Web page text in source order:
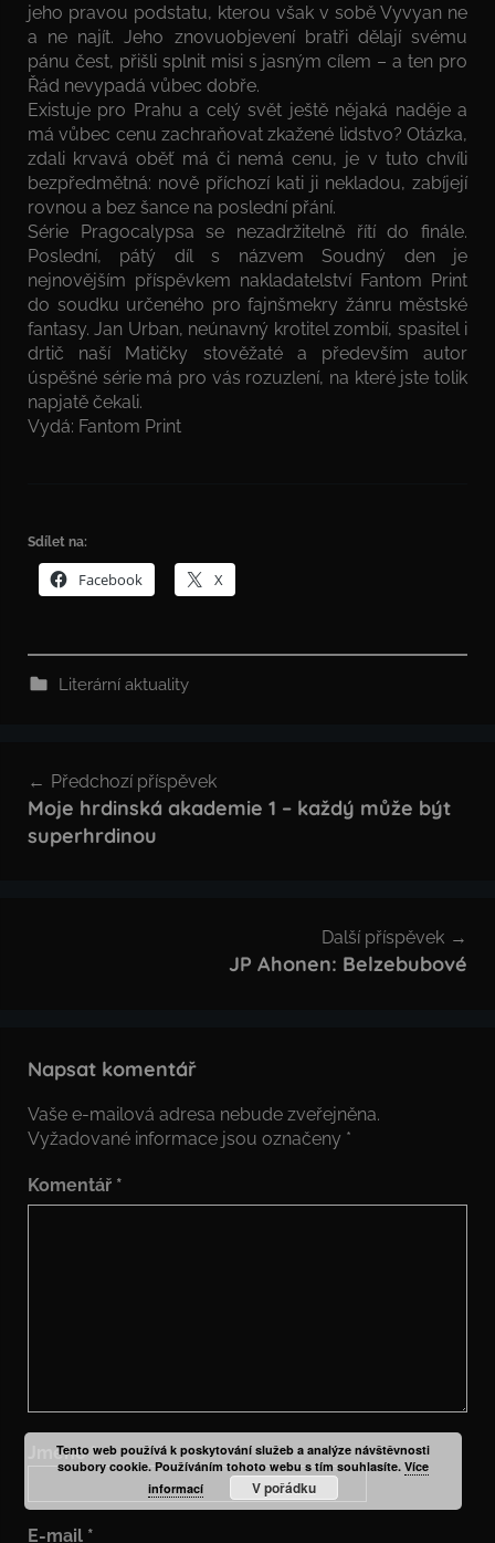
jeho pravou podstatu, kterou však v sobě Vyvyan ne
a ne najít. Jeho znovuobjevení bratři dělají svému
pánu čest, přišli splnit misi s jasným cílem – a ten pro
Řád nevypadá vůbec dobře.
Existuje pro Prahu a celý svět ještě nějaká naděje a
má vůbec cenu zachraňovat zkažené lidstvo? Otázka,
zdali krvavá oběť má či nemá cenu, je v tuto chvíli
bezpředmětná: nově příchozí kati ji nekladou, zabíjejí
rovnou a bez šance na poslední přání.
Série Pragocalypsa se nezadržitelně řítí do finále.
Poslední, pátý díl s názvem Soudný den je
nejnovějším příspěvkem nakladatelství Fantom Print
do soudku určeného pro fajnšmekry žánru městské
fantasy. Jan Urban, neúnavný krotitel zombií, spasitel i
drtič naší Matičky stověžaté a především autor
úspěšné série má pro vás rozuzlení, na které jste tolik
napjatě čekali.
Vydá: Fantom Print
Sdílet na:
Facebook X
Literární aktuality
pro
příspěvek
Předchozí příspěvek
Moje hrdinská akademie 1 – každý může být
superhrdinou
Další příspěvek
JP Ahonen: Belzebubové
Napsat komentář
Vaše e-mailová adresa nebude zveřejněna.
Vyžadované informace jsou označeny *
Komentář *
Jméno*
E-mail *
Tento web používá k poskytování služeb a analýze návštěvnosti
soubory cookie. Používáním tohoto webu s tím souhlasíte.Více
informací
V pořádku